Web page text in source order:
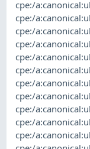
cpe:/
cpe:/
cpe:/
cpe:/
cpe:/
cpe:/
cpe:/
cpe:/
cpe:/
cpe:/
cpe:/